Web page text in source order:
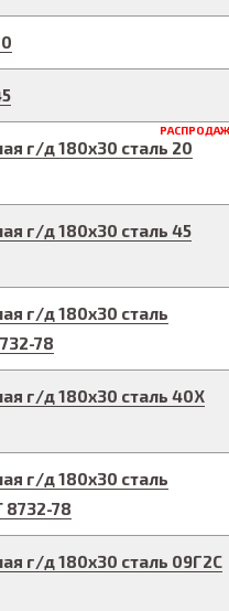
г/д180х30 сталь 20
г/д180х30 сталь 45
г/д180х30 сталь
78
г/д180х30 сталь 40Х
г/д180х30 сталь
8732-78
г/д180х30 сталь 09Г2С